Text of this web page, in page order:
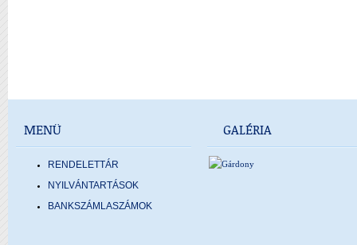
MENÜ
RENDELETTÁR
NYILVÁNTARTÁSOK
BANKSZÁMLASZÁMOK
GALÉRIA